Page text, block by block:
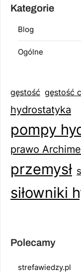
Kategorie
Blog
Ogólne
gęstość gęstość
hydrostatyka
pompy
prawo
przemysł
siłowniki
Polecamy
strefawiedzy.pl